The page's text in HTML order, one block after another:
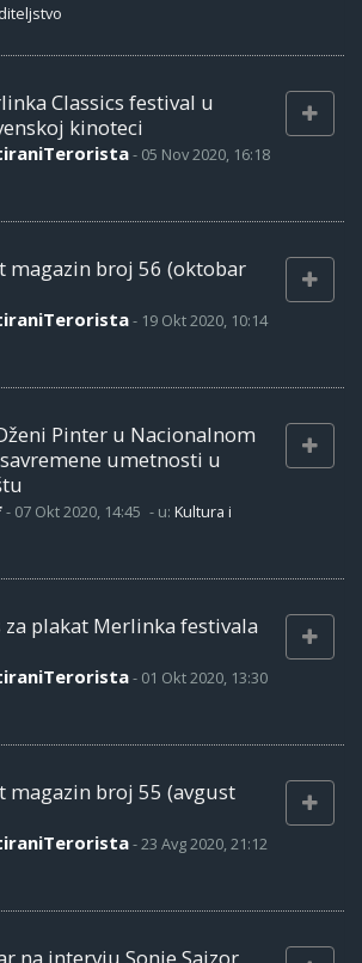
Classics festival u
kinoteci
- 05 Nov 2020, 16:18
magazin broj 56 (oktobar
- 19 Okt 2020, 10:14
Pinter u Nacionalnom
umetnosti u
- 07 Okt 2020, 14:45 - u: Kultura i
za plakat Merlinka festivala
- 01 Okt 2020, 13:30
magazin broj 55 (avgust
-23 Avg 2020, 21:12